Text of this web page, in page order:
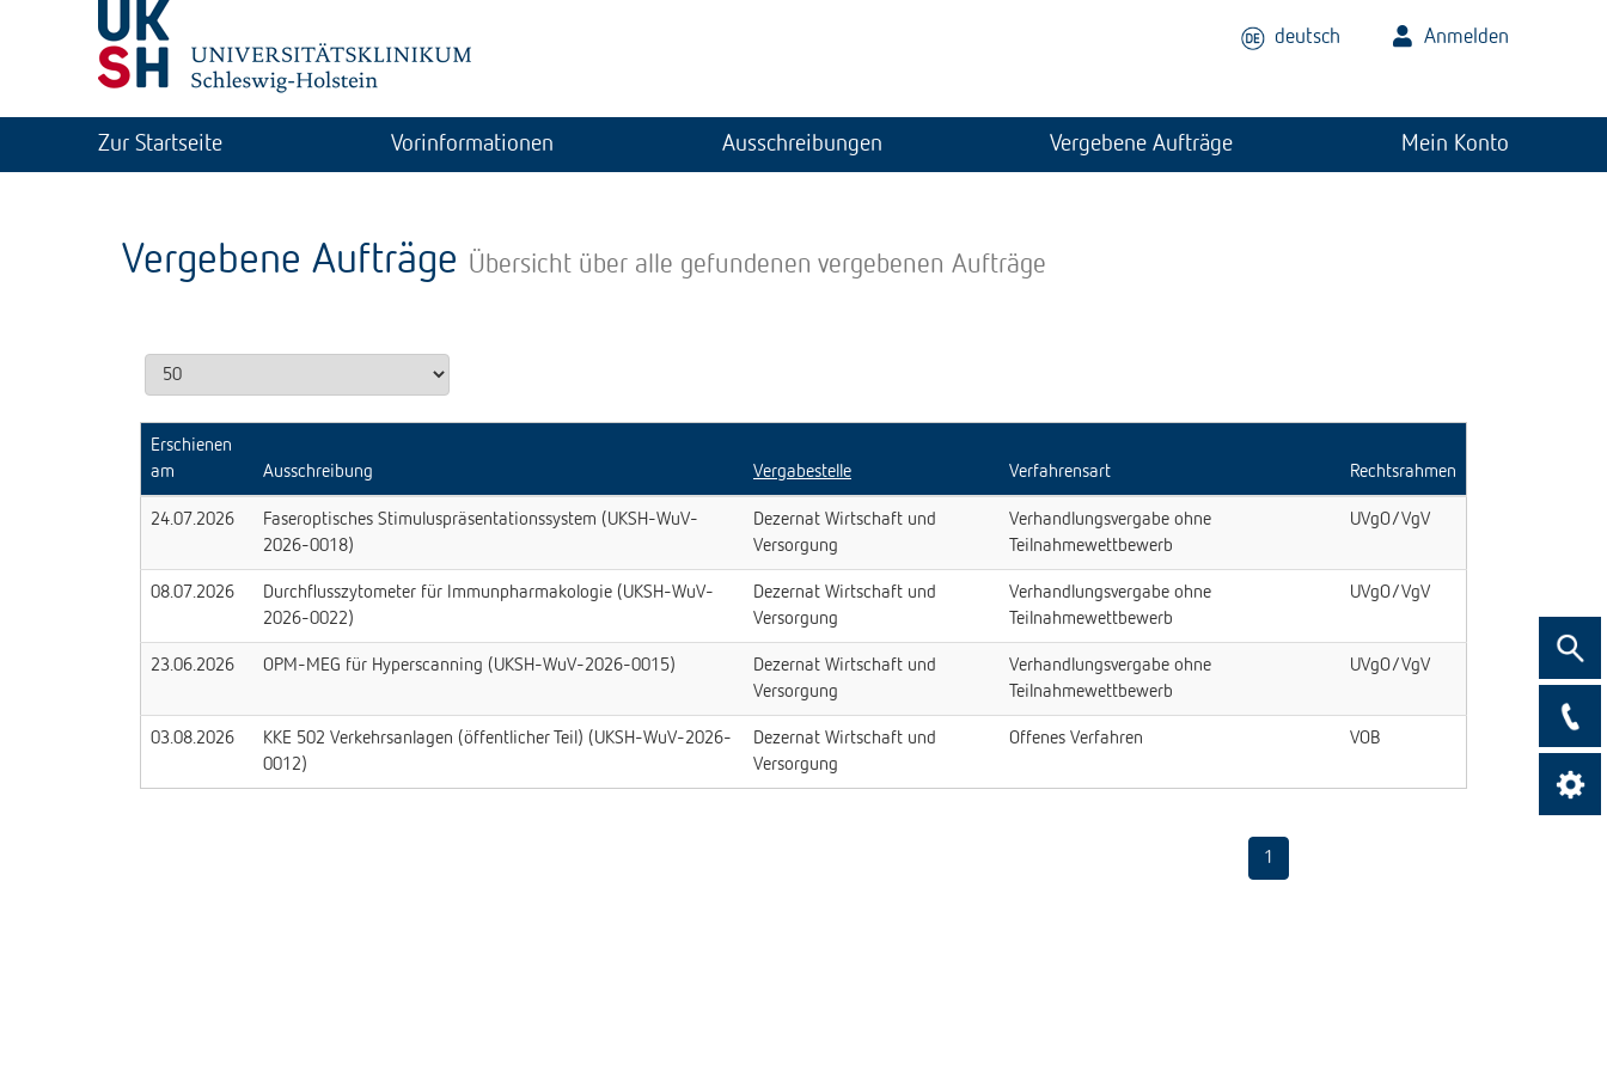
deutsch Anmelden
Zur Startseite Vorinformationen Ausschreibungen Vergebene Aufträge Mein Konto
Vergebene Aufträge Übersicht über alle gefundenen vergebenen Aufträge
Erschienen
am
Ausschreibung Vergabestelle Verfahrensart Rechtsrahmen
24.07.2026
Faseroptisches Stimuluspräsentationssystem (UKSH-WuV-
2026-0018)
Dezernat Wirtschaft und
Versorgung
Verhandlungsvergabe ohne
Teilnahmewettbewerb
UVgO/VgV
08.07.2026
Durchflusszytometer für Immunpharmakologie (UKSH-WuV-
2026-0022)
Dezernat Wirtschaft und
Versorgung
Verhandlungsvergabe ohne
Teilnahmewettbewerb
UVgO/VgV
23.06.2026 OPM-MEG für Hyperscanning (UKSH-WuV-2026-0015)
Dezernat Wirtschaft und
Versorgung
Verhandlungsvergabe ohne
Teilnahmewettbewerb
UVgO/VgV
03.08.2026
KKE 502 Verkehrsanlagen (öffentlicher Teil) (UKSH-WuV-2026-
0012)
Dezernat Wirtschaft und
Versorgung
Offenes Verfahren VOB
1